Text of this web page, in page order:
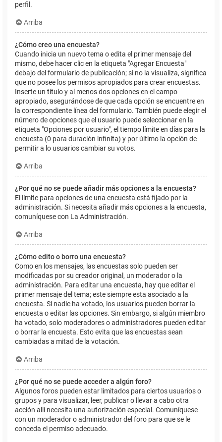
perfil.
Arriba
¿Cómo creo una encuesta?
Cuando inicia un nuevo tema o edita el primer mensaje del
mismo, debe hacer clic en la etiqueta "Agregar Encuesta"
debajo del formulario de publicación; si no la visualiza, significa
que no posee los permisos apropiados para crear encuestas.
Inserte un título y al menos dos opciones en el campo
apropiado, asegurándose de que cada opción se encuentre en
la correspondiente línea del formulario. También puede elegir el
número de opciones que el usuario puede seleccionar en la
etiqueta "Opciones por usuario", el tiempo límite en días para la
encuesta (0 para duración infinita) y por último la opción de
permitir a lo usuarios cambiar su votos.
Arriba
¿Por qué no se puede añadir más opciones a la encuesta?
El límite para opciones de una encuesta está fijado por la
administración. Si necesita añadir más opciones a la encuesta,
comuníquese con La Administración.
Arriba
¿Cómo edito o borro una encuesta?
Como en los mensajes, las encuestas solo pueden ser
modificadas por su creador original, un moderador o la
administración. Para editar una encuesta, hay que editar el
primer mensaje del tema; este siempre esta asociado a la
encuesta. Si nadie ha votado, los usuarios pueden borrar la
encuesta o editar las opciones. Sin embargo, si algún miembro
ha votado, solo moderadores o administradores pueden editar
o borrar la encuesta. Esto evita que las encuestas sean
cambiadas a mitad de la votación.
Arriba
¿Por qué no se puede acceder a algún foro?
Algunos foros pueden estar limitados para ciertos usuarios o
grupos y para visualizar, leer, publicar o llevar a cabo otra
acción allí necesita una autorización especial. Comuníquese
con un moderador o administrador del foro para que se le
conceda el permiso adecuado.